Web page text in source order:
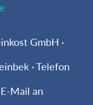
GmbH ·
· Telefon
Mail an